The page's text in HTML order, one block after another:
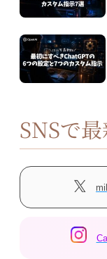
SNSで